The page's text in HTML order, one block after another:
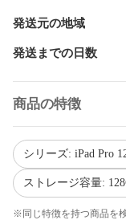
発送元の地域
発送までの日数
商品の特徴
シリーズ: iPad Pro
ストレージ容量:
※同じ特徴を持つ商品を